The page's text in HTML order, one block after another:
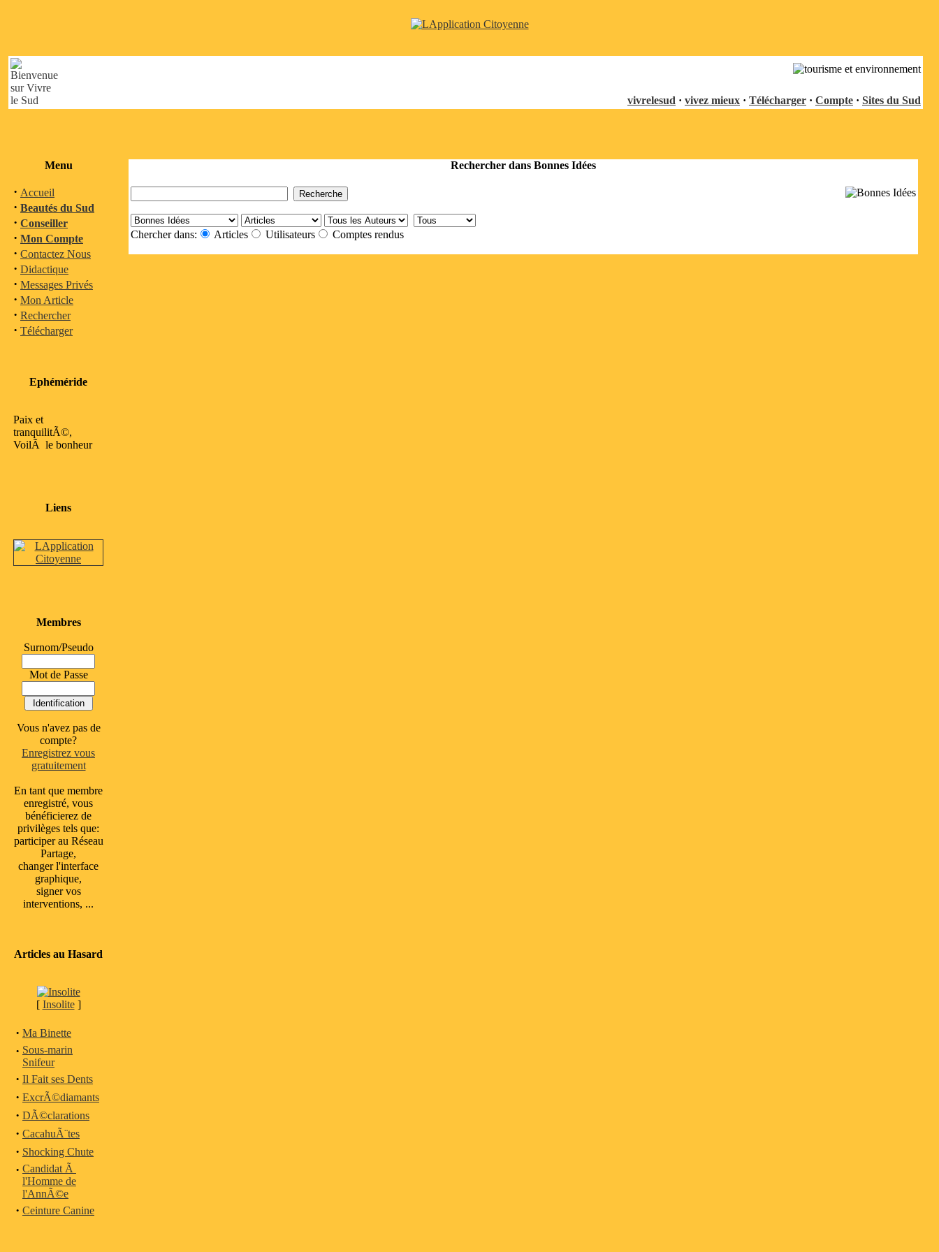
vivrelesud · vivez mieux · Télécharger · Compte · Sites du Sud
Menu
· Accueil
· Beautés du Sud
· Conseiller
· Mon Compte
· Contactez Nous
· Didactique
· Messages Privés
· Mon Article
· Rechercher
· Télécharger
Ephéméride
Paix et
tranquilitÃ©,
VoilÃ le bonheur
Liens
Membres
Surnom/Pseudo
Mot de Passe
Vous n'avez pas de
compte?
Enregistrez vous
gratuitement
En tant que membre
enregistré, vous
bénéficierez de
privilèges tels que:
participer au Réseau
Partage,
changer l'interface
graphique,
signer vos
interventions, ...
Articles au Hasard
[ Insolite]
· Ma Binette
· Sous-marin
Snifeur
· Il Fait ses Dents
· ExcrÃ©diamants
· DÃ©clarations
· CacahuÃ¨tes
· Shocking Chute
· Candidat Ã
l'Homme de
l'AnnÃ©e
· Ceinture Canine
Rechercher dans Bonnes Idées
Chercher dans: Articles Utilisateurs Comptes rendus